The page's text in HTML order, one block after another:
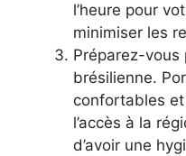
l’heure pour
minimiser les
Préparez-vous
brésilienne.
confortables
l’accès à la
d’avoir une